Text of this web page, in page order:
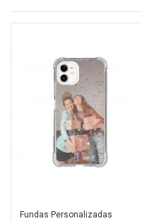
Fundas Personalizadas